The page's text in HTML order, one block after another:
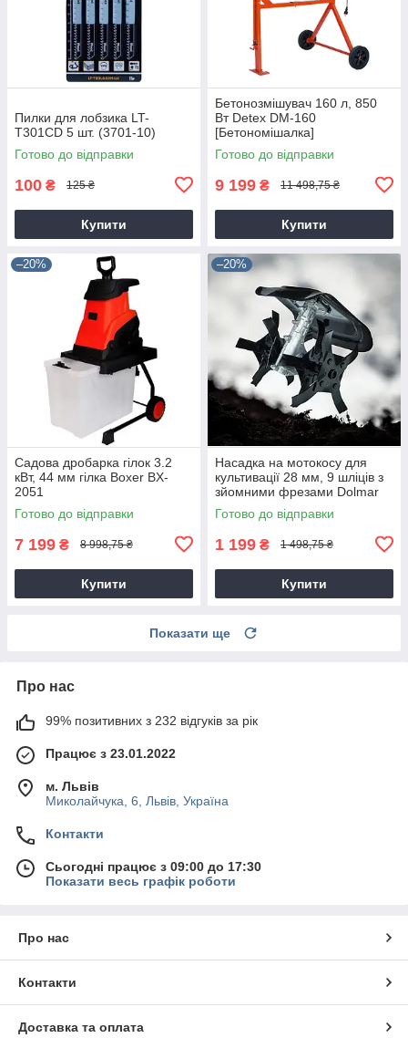
Пилки для лобзика LT-
T301CD 5 шт. (3701-10)
Готово до відправки
100 ₴ 125 ₴
Купити
Бетонозмішувач 160 л, 850
Вт Detex DM-160
[Бетономішалка]
Готово до відправки
9 199 ₴ 11 498,75 ₴
Купити
–20%
Садова дробарка гілок 3.2
кВт, 44 мм гілка Boxer BX-
2051
Готово до відправки
7 199 ₴ 8 998,75 ₴
Купити
–20%
Насадка на мотокосу для
культивації 28 мм, 9 шліців з
зйомними фрезами Dolmar
9T28
Готово до відправки
1 199 ₴ 1 498,75 ₴
Купити
Показати ще
Про нас
99% позитивних з 232 відгуків за рік
Працює з 23.01.2022
м. Львів
Миколайчука, 6, Львів, Україна
Контакти
Сьогодні працює з 09:00 до 17:30
Показати весь графік роботи
Про нас
Контакти
Доставка та оплата